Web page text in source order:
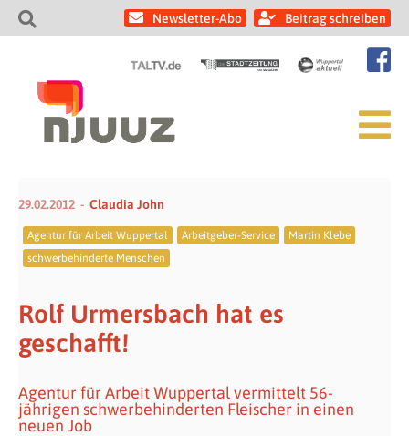
Newsletter-Abo Beitrag schreiben
29.02.2012 Claudia John
Agentur für Arbeit Wuppertal Arbeitgeber-Service
Martin Klebe
schwerbehinderte Menschen
Rolf Urmersbach hat es
geschafft!
Agentur für Arbeit Wuppertal vermittelt 56-
jährigen schwerbehinderten Fleischer in einen
neuen Job